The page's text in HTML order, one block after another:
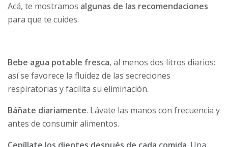
Acá, te mostramos algunas de las recomendaciones
para que te cuides.
Bebe agua potable fresca, al menos dos litros diarios:
así se favorece la fluidez de las secreciones
respiratorias y facilita su eliminación.
Báñate diariamente. Lávate las manos con frecuencia y
antes de consumir alimentos.